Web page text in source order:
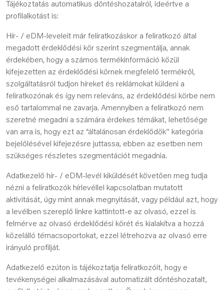
Tájékoztatás automatikus döntéshozatalról, ideértve a
profilalkotást is:
Hír- / eDM-leveleit már feliratkozáskor a feliratkozó által
megadott érdeklődési kör szerint szegmentálja, annak
érdekében, hogy a számos termékinformáció közül
kifejezetten az érdeklődési körnek megfelelő termékről,
szolgáltatásról tudjon híreket és reklámokat küldeni a
feliratkozónak és így nem releváns, az érdeklődési körbe nem
eső tartalommal ne zavarja. Amennyiben a feliratkozó nem
szeretné megadni a számára érdekes témákat, lehetősége
van arra is, hogy ezt az “általánosan érdeklődök” kategória
bejelölésével kifejezésre juttassa, ebben az esetben nem
szükséges részletes szegmentációt megadnia.
Adatkezelő hír- / eDM-levél kiküldését követően meg tudja
nézni a feliratkozók hírlevéllel kapcsolatban mutatott
aktivitását, úgy mint annak megnyitását, vagy például azt, hogy
a levélben szereplő linkre kattintott-e az olvasó, ezzel is
felmérve az olvasó érdeklődési körét és kialakítva a hozzá
közelálló témacsoportokat, ezzel létrehozva az olvasó erre
irányuló profilját.
Adatkezelő ezúton is tájékoztatja feliratkozóit, hogy e
tevékenységei alkalmazásával automatizált döntéshozatalt,